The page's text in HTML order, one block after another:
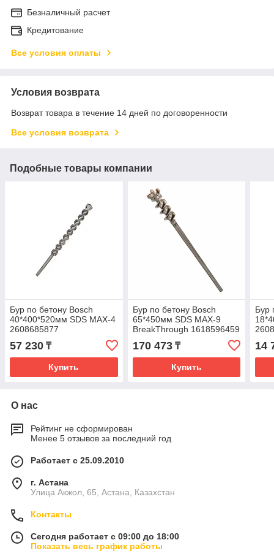
Безналичный расчет
Кредитование
Все условия оплаты
Условия возврата
Возврат товара в течение 14 дней по договоренности
Все условия возврата
Подобные товары компании
Бур по бетону Bosch
40*400*520мм SDS MAX-4
2608685877
57 230 ₸
Купить
Бур по бетону Bosch
65*450мм SDS MAX-9
BreakThrough 1618596459
170 473₸
Купить
Бур
14
О нас
Рейтинг не сформирован
Менее 5 отзывов за последний год
Работает с 25.09.2010
г. Астана
Улица Акжол, 65, Астана, Казахстан
Контакты
Сегодня работает с 09:00 до 18:00
Показать весь график работы